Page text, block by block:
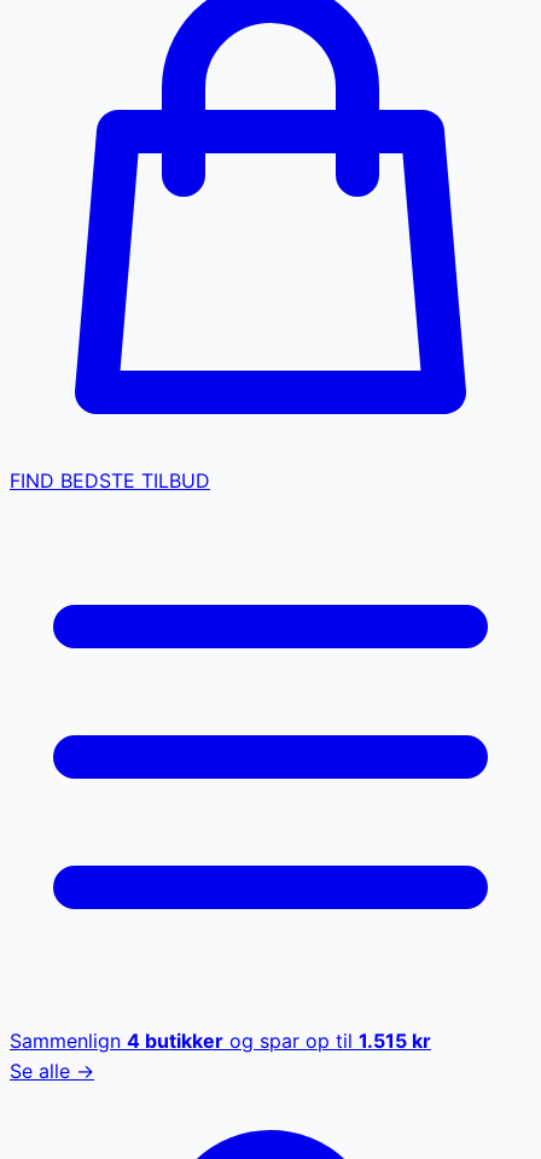
FIND BEDSTE TILBUD
Sammenlign 4 butikker og spar op til 1.515 kr
Se alle →